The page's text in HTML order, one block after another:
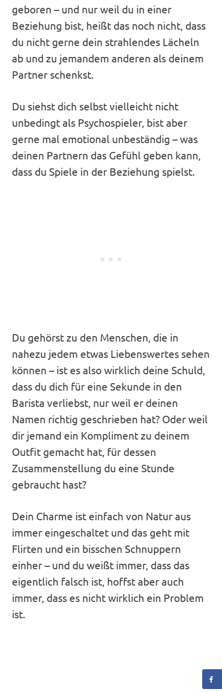
geboren – und nur weil du in einer
Beziehung bist, heißt das noch nicht, dass
du nicht gerne dein strahlendes Lächeln
ab und zu jemandem anderen als deinem
Partner schenkst.
Du siehst dich selbst vielleicht nicht
unbedingt als Psychospieler, bist aber
gerne mal emotional unbeständig – was
deinen Partnern das Gefühl geben kann,
dass du Spiele in der Beziehung spielst.
Du gehörst zu den Menschen, die in
nahezu jedem etwas Liebenswertes sehen
können – ist es also wirklich deine Schuld,
dass du dich für eine Sekunde in den
Barista verliebst, nur weil er deinen
Namen richtig geschrieben hat? Oder weil
dir jemand ein Kompliment zu deinem
Outfit gemacht hat, für dessen
Zusammenstellung du eine Stunde
gebraucht hast?
Dein Charme ist einfach von Natur aus
immer eingeschaltet und das geht mit
Flirten und ein bisschen Schnuppern
einher – und du weißt immer, dass das
eigentlich falsch ist, hoffst aber auch
immer, dass es nicht wirklich ein Problem
ist.